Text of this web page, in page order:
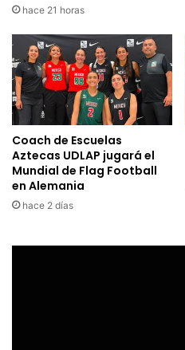
hace 21 horas
Coach de Escuelas
Aztecas UDLAP jugará el
Mundial de Flag Football
en Alemania
hace 2 días